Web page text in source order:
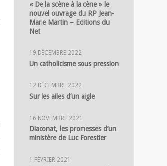
« De la scène à la cène » le
nouvel ouvrage du RP Jean-
Marie Martin – Editions du
Net
19 DÉCEMBRE 2022
Un catholicisme sous pression
12 DÉCEMBRE 2022
Sur les ailes d’un aigle
16 NOVEMBRE 2021
Diaconat, les promesses d’un
ministère de Luc Forestier
1 FÉVRIER 2021